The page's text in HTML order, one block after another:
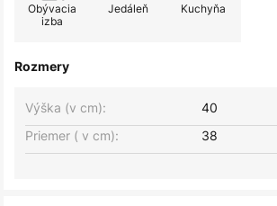
Obývacia
izba
Jedáleň Kuchyňa
Rozmery
Výška (v cm):
40
Priemer ( v cm):
38